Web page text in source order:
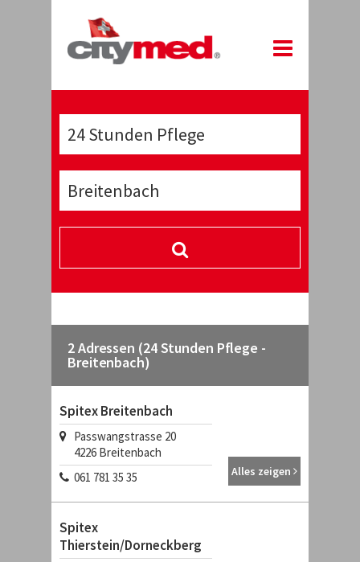
2 Adressen (24 Stunden Pflege -
Breitenbach)
Spitex Breitenbach
Passwangstrasse 20
4226 Breitenbach
061 781 35 35
Alles zeigen
Spitex
Thierstein/Dorneckberg